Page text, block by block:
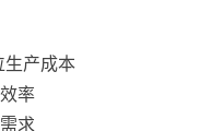
生产成本
率
求